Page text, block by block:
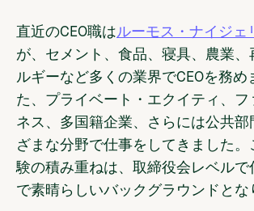
直近のCEO職はルーモス・ナイジェ
が、セメント、食品、寝具、農業、
ルギーなど多くの業界でCEOを務め
た、プライベート・エクイティ、フ
ネス、多国籍企業、さらには公共部
ざまな分野で仕事をしてきました。
験の積み重ねは、取締役会レベルで
で素晴らしいバックグラウンドとな